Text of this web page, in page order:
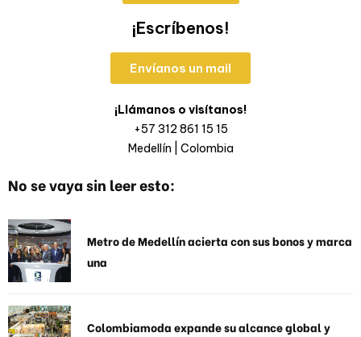
¡Escríbenos!
Envíanos un mail
¡Llámanos o visítanos!
+57 312 861 15 15
Medellín | Colombia
No se vaya sin leer esto:
Metro de Medellín acierta con sus bonos y marca
una
Colombiamoda expande su alcance global y